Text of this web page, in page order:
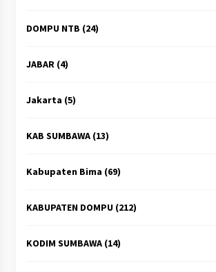
DOMPU NTB (24)
JABAR(4)
Jakarta (5)
KAB SUMBAWA(13)
Kabupaten Bima (69)
KABUPATEN DOMPU(212)
KODIM SUMBAWA(14)